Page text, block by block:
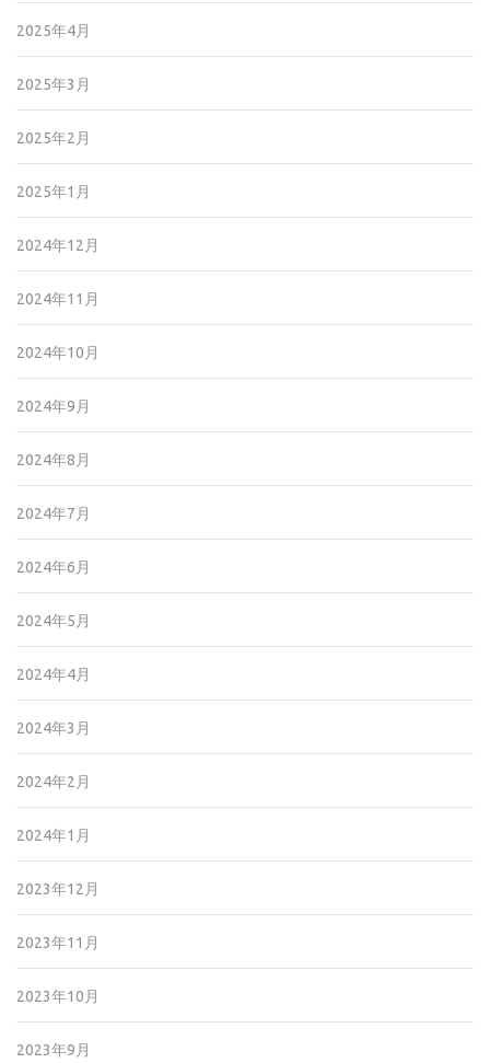
2025年4月
2025年3月
2025年2月
2025年1月
2024年12月
2024年11月
2024年10月
2024年9月
2024年8月
2024年7月
2024年6月
2024年5月
2024年4月
2024年3月
2024年2月
2024年1月
2023年12月
2023年11月
2023年10月
2023年9月